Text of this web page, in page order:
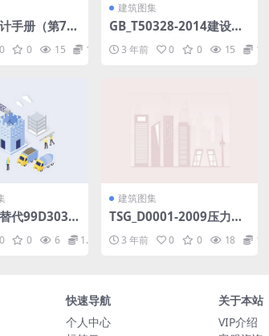
手册（第7
（第三版）.
0 0 15 1.98
建筑图集
GB_T50328-2014建设工
程文件归档规范(2019年
版).pdf
3 年前 0 0 15 1.98
代99D303-
0 0 6 1.98
建筑图集
TSG_D0001-2009压力管
__高清版.pdf
3 年前 0 0 18 1.98
快速导航
个人中心
关于本站
VIP介绍